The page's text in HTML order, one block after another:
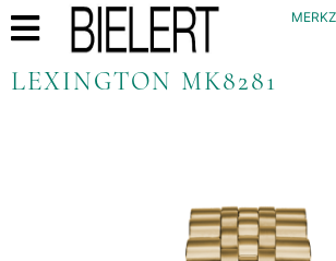
LEXINGTON MK8281